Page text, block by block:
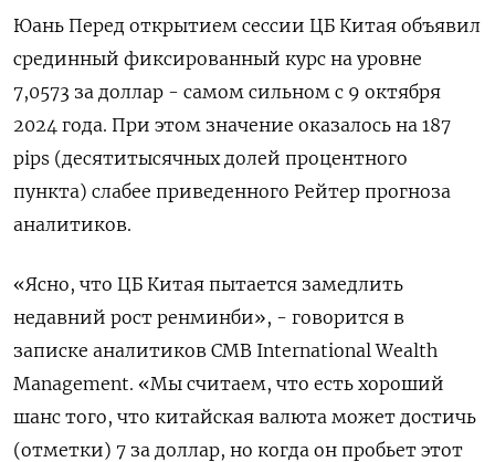
Юань Перед открытием сессии ЦБ Китая объявил
срединный фиксированный курс на уровне
7,0573 за доллар - самом сильном с 9 октября
2024 года. При этом значение оказалось на 187
pips (десятитысячных долей процентного
пункта) слабее приведенного Рейтер прогноза
аналитиков.
«Ясно, что ЦБ Китая пытается замедлить
недавний рост ренминби», - говорится в
записке аналитиков CMB International Wealth
Management. «Мы считаем, что есть хороший
шанс того, что китайская валюта может достичь
(отметки) 7 за доллар, но когда он пробьет этот